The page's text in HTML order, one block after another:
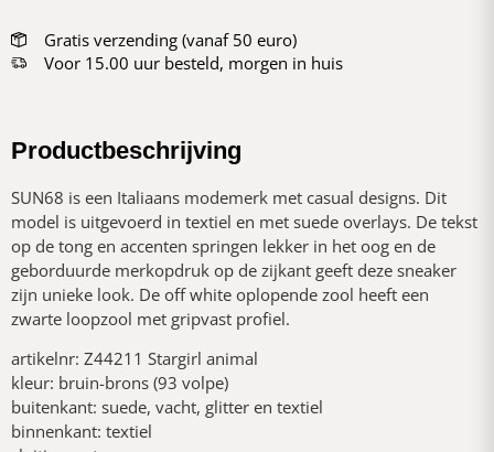
Gratis verzending (vanaf 50 euro)
Voor 15.00 uur besteld, morgen in huis
Productbeschrijving
SUN68 is een Italiaans modemerk met casual designs. Dit
model is uitgevoerd in textiel en met suede overlays. De tekst
op de tong en accenten springen lekker in het oog en de
geborduurde merkopdruk op de zijkant geeft deze sneaker
zijn unieke look. De off white oplopende zool heeft een
zwarte loopzool met gripvast profiel.
artikelnr: Z44211 Stargirl animal
kleur: bruin-brons (93 volpe)
buitenkant: suede, vacht, glitter en textiel
binnenkant: textiel